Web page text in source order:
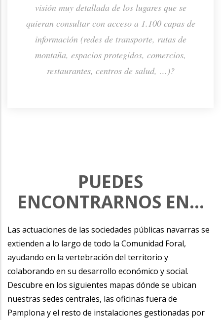
visión muy detallada de los lugares que se
quieran consultar con acceso a 1.100 capas de
información (redes de transporte, rutas de
montaña, espacios protegidos, comercios,
restaurantes, centros de salud, …)?
PUEDES
ENCONTRARNOS EN...
Las actuaciones de las sociedades públicas navarras se
extienden a lo largo de todo la Comunidad Foral,
ayudando en la vertebración del territorio y
colaborando en su desarrollo económico y social.
Descubre en los siguientes mapas dónde se ubican
nuestras sedes centrales, las oficinas fuera de
Pamplona y el resto de instalaciones gestionadas por